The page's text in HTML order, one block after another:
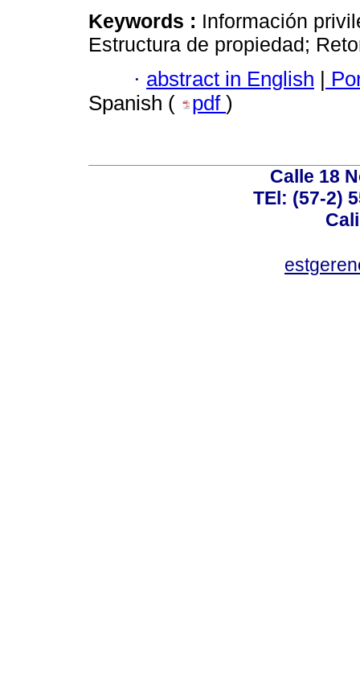
Keywords : Información
Estructura de propiedad;
· abstract in English |
Spanish (
pdf )
Calle 18
TEl: (57-2)